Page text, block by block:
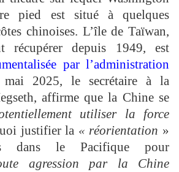
pied est situé à quelques
chinoises. L’île de Taïwan,
récupérer depuis 1949, est
par l’administration
2025, le secrétaire à la
affirme que la Chine se
utiliser la force
justifier la « réorientation »
dans le Pacifique pour
agression par la Chine